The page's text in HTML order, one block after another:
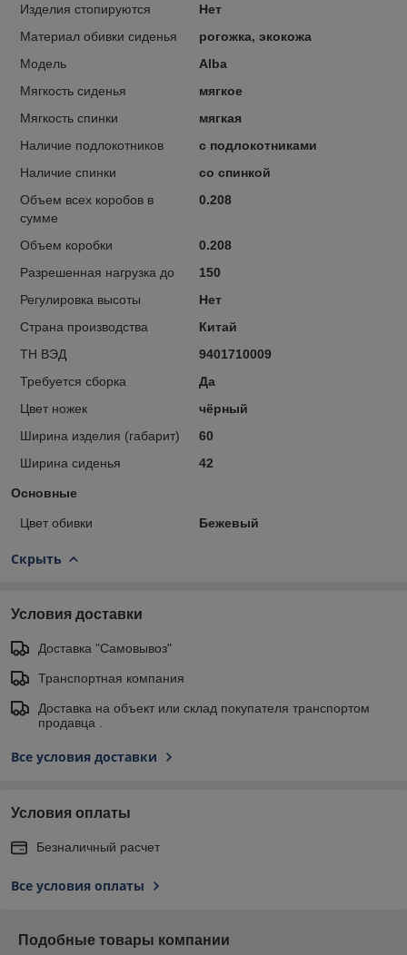
Изделия стопируются
Нет
Материал обивки сиденья
рогожка, экокожа
Модель
Alba
Мягкость сиденья
мягкое
Мягкость спинки
мягкая
Наличие подлокотников
с подлокотниками
Наличие спинки
со спинкой
Объем всех коробов в
сумме
0.208
Объем коробки
0.208
Разрешенная нагрузка до
150
Регулировка высоты
Нет
Страна производства
Китай
ТН ВЭД
9401710009
Требуется сборка
Да
Цвет ножек
чёрный
Ширина изделия (габарит)
60
Ширина сиденья
42
Основные
Цвет обивки Бежевый
Скрыть
Условия доставки
Доставка "Самовывоз"
Транспортная компания
Доставка на объект или склад покупателя транспортом
продавца .
Все условия доставки
Условия оплаты
Безналичный расчет
Все условия оплаты
Подобные товары компании